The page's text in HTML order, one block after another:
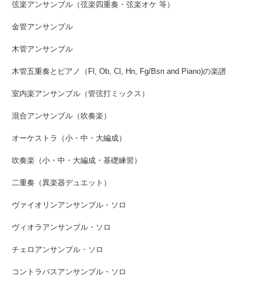
弦楽アンサンブル（弦楽四重奏・弦楽オケ 等）
金管アンサンブル
木管アンサンブル
木管五重奏とピアノ（Fl, Ob, Cl, Hn, Fg/Bsn and Piano)の楽譜
室内楽アンサンブル（管弦打ミックス）
混合アンサンブル（吹奏楽）
オーケストラ（小・中・大編成）
吹奏楽（小・中・大編成・基礎練習）
二重奏（異楽器デュエット）
ヴァイオリンアンサンブル・ソロ
ヴィオラアンサンブル・ソロ
チェロアンサンブル・ソロ
コントラバスアンサンブル・ソロ